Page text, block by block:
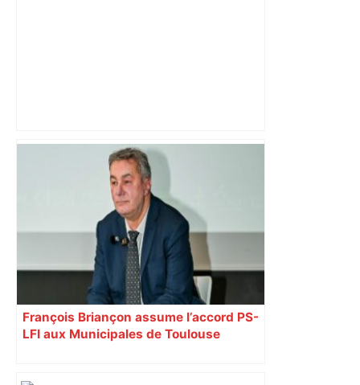
DIRECT. Finale de Top 14 Toulouse-
Montpellier: après l'interruption, Leo
Coly marque un essai et relance cette
finale ! – RMC Sport
François Briançon assume l’accord PS-
LFI aux Municipales de Toulouse